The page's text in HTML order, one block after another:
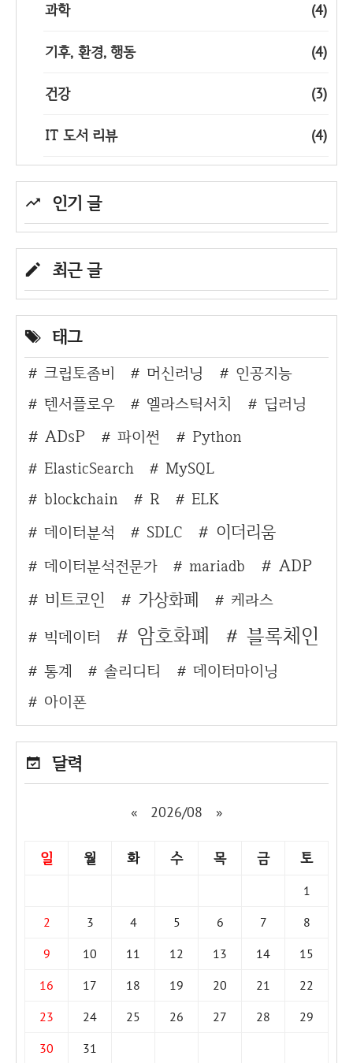
과학 (4)
기후, 환경, 행동 (4)
건강 (3)
IT 도서 리뷰 (4)
인기 글
최근 글
태그
크립토좀비 머신러닝
인공지능
텐서플로우
엘라스틱서치 딥러닝
ADsP 파이썬
Python
ElasticSearch
MySQL
blockchain
R
ELK
데이터분석
SDLC 이더리움
데이터분석전문가 mariadb
ADP
비트코인
가상화폐
케라스
빅데이터
암호화폐 블록체인
통계 솔리디티
데이터마이닝
아이폰
달력
« 2026/08 »
일 월 화 수 목 금 토
1
2
3 4 5 6 7
8
9
10 11 12 13 14
15
16
17 18 19 20 21
22
23
24 25 26 27 28
29
30
31